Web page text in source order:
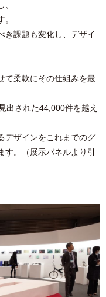
き課題も変化し、デザイ
て柔軟にその仕組みを最
出された44,000件を越え
デザインをこれまでのグ
。（展示パネルより引